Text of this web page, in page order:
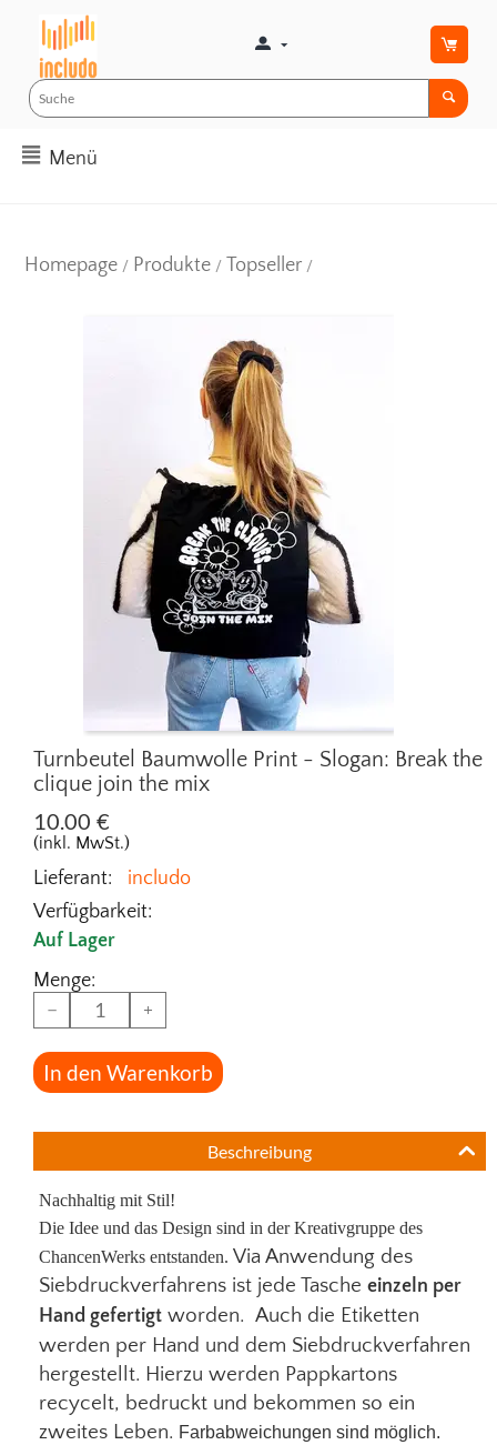
Menü
Homepage / Produkte / Topseller /
Turnbeutel Baumwolle Print - Slogan: Break the
clique join the mix
10.00 €
(inkl. MwSt.)
Lieferant:
includo
Verfügbarkeit:
Auf Lager
Menge:
−
+
In den Warenkorb
Beschreibung
Nachhaltig mit Stil!
Die Idee und das Design sind in der Kreativgruppe des
ChancenWerks entstanden. Via Anwendung des
Siebdruckverfahrens ist jede Tasche einzeln per
Hand gefertigt worden. Auch die Etiketten
werden per Hand und dem Siebdruckverfahren
hergestellt. Hierzu werden Pappkartons
recycelt, bedruckt und bekommen so ein
zweites Leben. Farbabweichungen sind möglich.